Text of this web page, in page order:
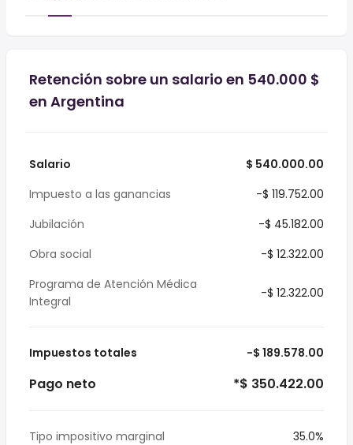
Retención sobre un salario en 540.000 $
en Argentina
Salario
$ 540.000.00
Impuesto a las ganancias
-$ 119.752.00
Jubilación
-$ 45.182.00
Obra social
-$ 12.322.00
Programa de Atención Médica
Integral
-$ 12.322.00
Impuestos totales -$ 189.578.00
Pago neto *$ 350.422.00
Tipo impositivo marginal
35.0%